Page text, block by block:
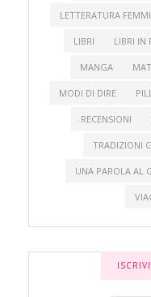
LETTERATURA
LIBRI LIBRI IN
MANGA
MODI DI DIRE
RECENSIONI
TRADIZIONI
UNA PAROLA AL